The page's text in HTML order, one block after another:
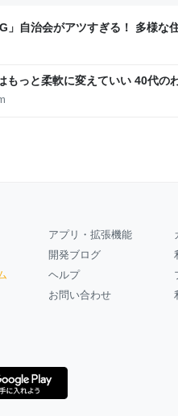
」自治会がアツすぎる！ 多様な
通改善など“街の価値向上”戦略
もっと柔軟に変えていい 40代の
ん by イーアイデム
アプリ・拡張機能
開発ブログ
ヘルプ
お問い合わせ